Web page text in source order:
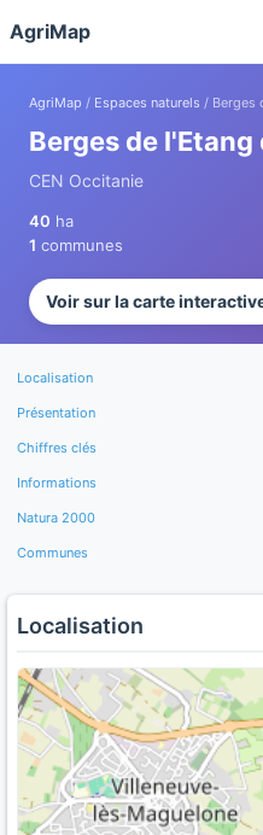
AgriMap
AgriMap / Espaces naturels / Berges
Berges de l'Etang
CEN Occitanie
40 ha
1 communes
Voir sur la carte
Localisation
Présentation
Chiffres clés
Informations
Natura 2000
Communes
Localisation